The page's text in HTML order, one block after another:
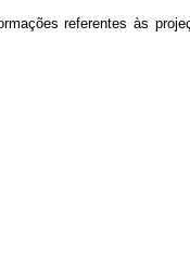
referentes às